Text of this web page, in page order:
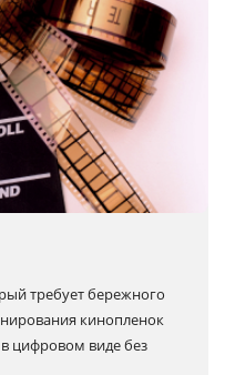
требует бережного
кинопленок
цифровом виде без